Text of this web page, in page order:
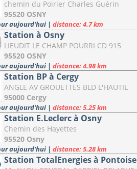
chemin du Poirier Charles Guérin
95520 OSNY
aujourd'hui | distance: 4.7 km
Station à Osny
LIEUDIT LE CHAMP POURRI CD 915
95520 OSNY
aujourd'hui | distance: 4.98 km
Station BP à Cergy
ANGLE AV GROUETTES BLD L'HAUTIL
95000 Cergy
aujourd'hui | distance: 5.25 km
Station E.Leclerc à Osny
Chemin des Hayettes
95520 Osny
aujourd'hui | distance: 5.28 km
Station TotalEnergies à Pontoise